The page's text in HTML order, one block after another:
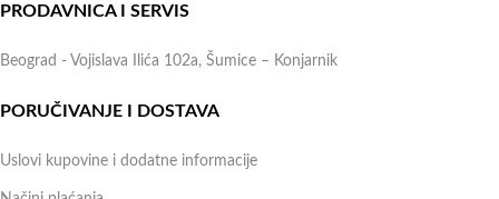
PRODAVNICA I SERVIS
Beograd - Vojislava Ilića 102a, Šumice – Konjarnik
PORUČIVANJE I DOSTAVA
Uslovi kupovine i dodatne informacije